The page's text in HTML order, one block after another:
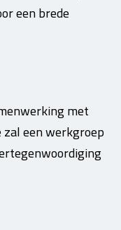
een brede
met
zal een werkgroep